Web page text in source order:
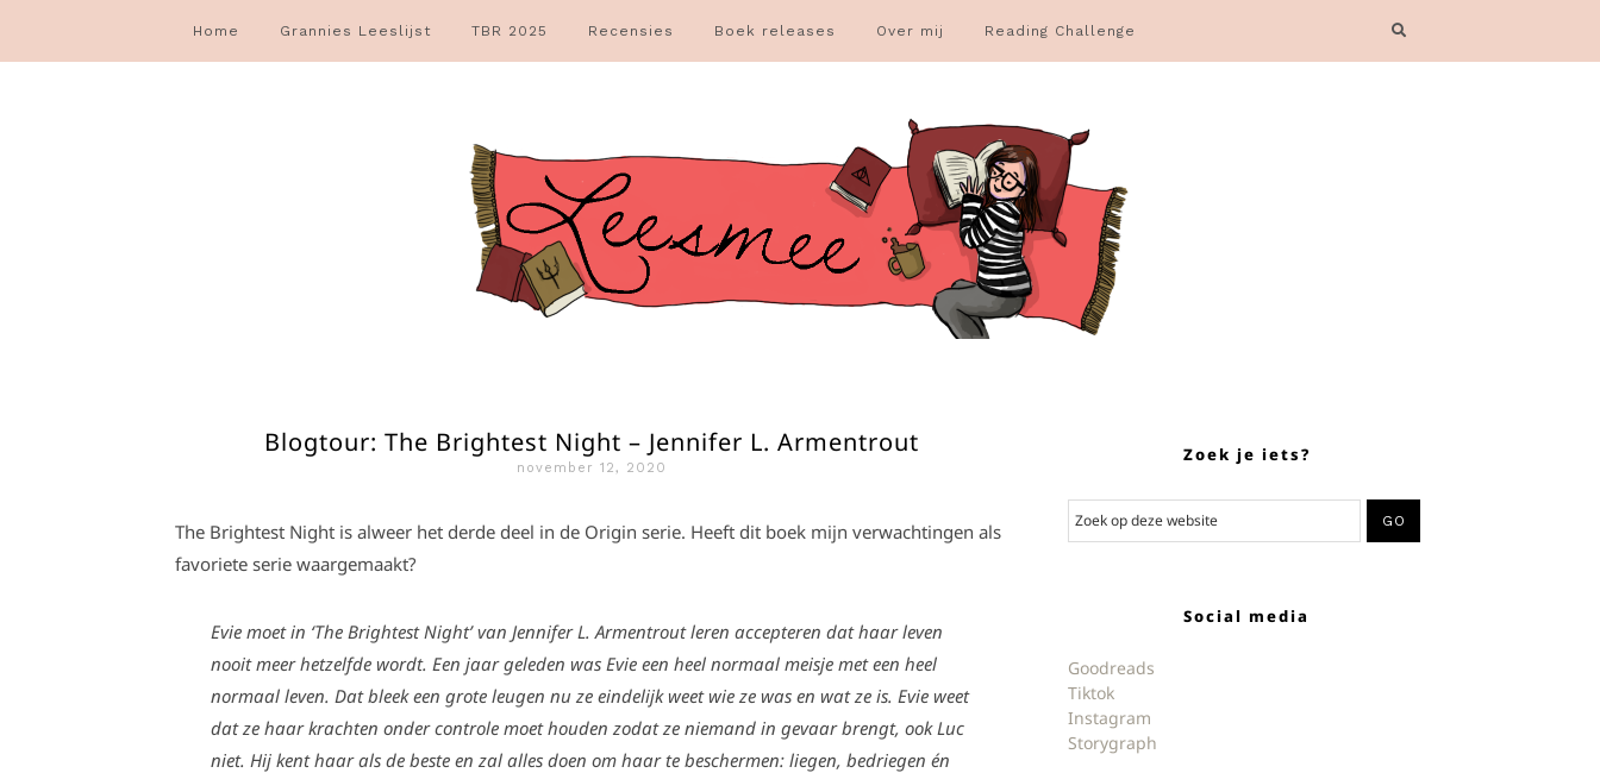
Home Grannies Leeslijst TBR 2025 Recensies Boek releases Over mij Reading Challenge
Blogtour: The Brightest Night – Jennifer L. Armentrout
november 12, 2020
The Brightest Night is alweer het derde deel in de Origin serie. Heeft dit boek mijn verwachtingen als
favoriete serie waargemaakt?
Evie moet in ‘The Brightest Night’ van Jennifer L. Armentrout leren accepteren dat haar leven
nooit meer hetzelfde wordt. Een jaar geleden was Evie een heel normaal meisje met een heel
normaal leven. Dat bleek een grote leugen nu ze eindelijk weet wie ze was en wat ze is. Evie weet
dat ze haar krachten onder controle moet houden zodat ze niemand in gevaar brengt, ook Luc
niet. Hij kent haar als de beste en zal alles doen om haar te beschermen: liegen, bedriegen én
Zoek je iets?
Social media
Goodreads
Tiktok
Instagram
Storygraph